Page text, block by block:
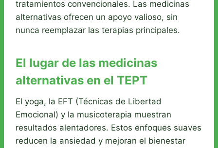
tratamientos convencionales. Las medicinas
alternativas ofrecen un apoyo valioso, sin
nunca reemplazar las terapias principales.
El lugar de las medicinas
alternativas en el TEPT
El yoga, la EFT (Técnicas de Libertad
Emocional) y la musicoterapia muestran
resultados alentadores. Estos enfoques suaves
reducen la ansiedad y mejoran el bienestar